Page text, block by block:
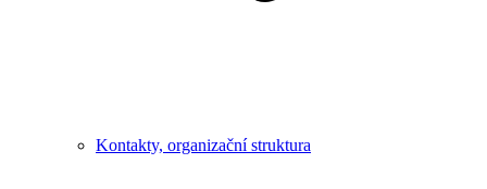
Kontakty, organizační struktura